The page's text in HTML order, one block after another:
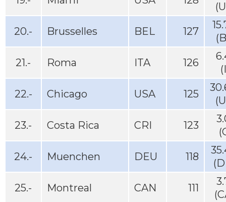
20.- Brusselles BEL 127
21.- Roma ITA 126
22.- Chicago USA 125
23.- Costa Rica CRI 123
24.- Muenchen DEU 118
25.- Montreal CAN 111